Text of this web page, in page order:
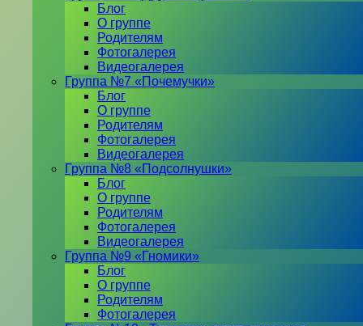
Блог
О группе
Родителям
Фотогалерея
Видеогалерея
Группа №7 «Почемучки»
Блог
О группе
Родителям
Фотогалерея
Видеогалерея
Группа №8 «Подсолнушки»
Блог
О группе
Родителям
Фотогалерея
Видеогалерея
Группа №9 «Гномики»
Блог
О группе
Родителям
Фотогалерея